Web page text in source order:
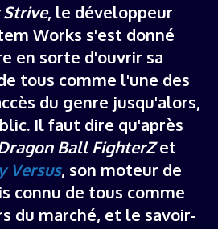
Strive, le développeur
Works s'est donné
en sorte d'ouvrir sa
tous comme l'une des
du genre jusqu'alors,
Il faut dire qu'après
Ball FighterZet
Versus, son moteur de
connu de tous comme
du marché, et le savoir-